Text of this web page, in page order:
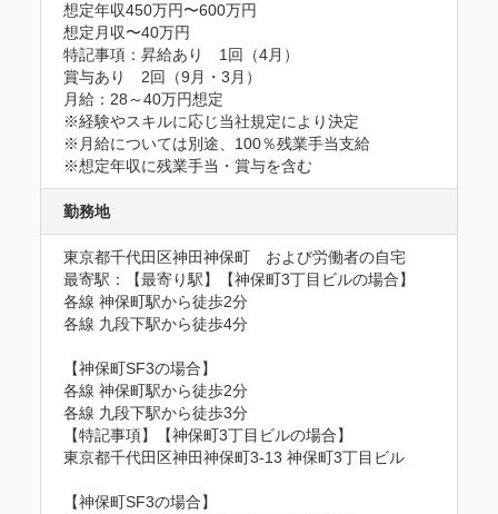
想定年収450万円〜600万円
想定月収〜40万円
特記事項：昇給あり　1回（4月）
賞与あり　2回（9月・3月）
月給：28～40万円想定
※経験やスキルに応じ当社規定により決定
※月給については別途、100％残業手当支給
※想定年収に残業手当・賞与を含む
勤務地
東京都千代田区神田神保町　および労働者の自宅
最寄駅：【最寄り駅】【神保町3丁目ビルの場合】
各線 神保町駅から徒歩2分
各線 九段下駅から徒歩4分
【神保町SF3の場合】
各線 神保町駅から徒歩2分
各線 九段下駅から徒歩3分
【特記事項】【神保町3丁目ビルの場合】
東京都千代田区神田神保町3-13 神保町3丁目ビル
【神保町SF3の場合】